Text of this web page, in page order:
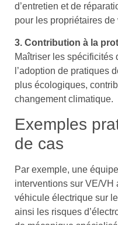
d’entretien et de
pour les propriétaires de
3. Contribution à la
Maîtriser les spécificités
l’adoption de pratiques
plus écologiques,
changement climatique.
Exemples
de cas
Par exemple, une
interventions sur VE/VH
véhicule électrique sur
ainsi les risques